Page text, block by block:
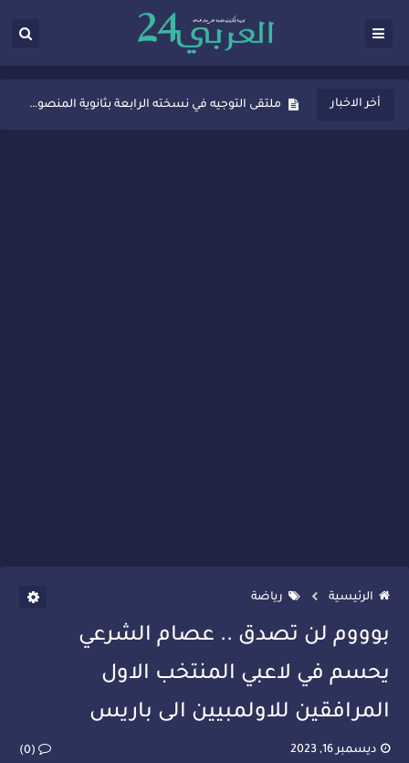
أخر الاخبار
ثانوية المنصور الذهبي بسيدي قاسم تُعزّز ثقافة التوجيه المدرسي بمبادرة نوعية تجمع بين التفاعل والتكريم
ملتقى التوجيه في نسخته الرابعة بثانوية المنصور الذهبي بسيدي قاسم
الرئيسية رياضة
بوووم لن تصدق .. عصام الشرعي
يحسم في لاعبي المنتخب الاول
المرافقين للاولمبيين الى باريس
ديسمبر 16, 2023 (0)